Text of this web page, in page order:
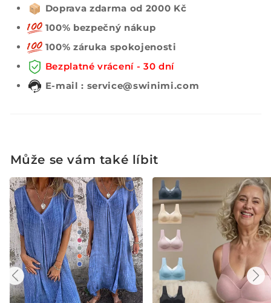
Doprava zdarma od 2000 Kč
100% bezpečný nákup
100% záruka spokojenosti
Bezplatné vrácení - 30 dní
E-mail : service@swinimi.com
Může se vám také líbit